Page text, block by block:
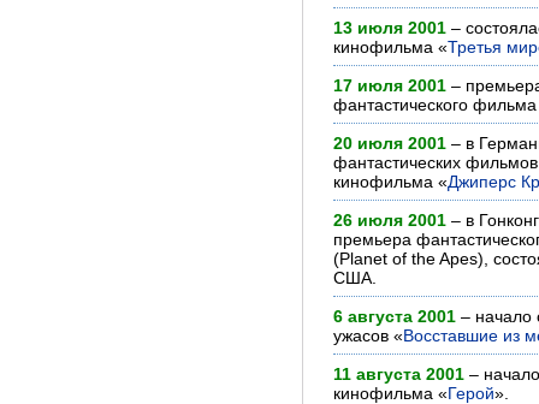
13 июля 2001 –
кинофильма «Третья
17 июля 2001 –
фантастического
20 июля 2001 – в
фантастических
кинофильма «Джиперс
26 июля 2001 – в
премьера
(Planet of the Apes),
США.
6 августа 2001 – начало
ужасов «Восставшие из
11 августа 2001 –
кинофильма «Герой».